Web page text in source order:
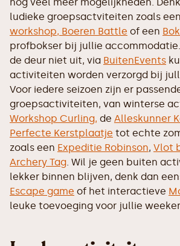
ludieke groepsactviteiten zoals een
workshop, Boeren Battle of een
profbokser bij jullie
de deur niet uit, via BuitenEvents
activiteiten worden verzorgd bij
Voor iedere seizoen zijn er
groepsactiviteiten, van winterse
Workshop Curling, de Alleskunner
Perfecte Kerstplaatje tot echte
zoals een Expeditie Robinson, Vlot
Archery Tag. Wil je geen buiten
lekker binnen blijven, denk dan
Escape game of het interactieve
leuke toevoeging voor jullie